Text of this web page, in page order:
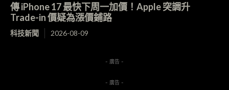
傳 iPhone 17 最快下周一加價！Apple 突調升
Trade-in 價疑為漲價鋪路
科技新聞 2026-08-09
- 廣告 -
- 廣告 -